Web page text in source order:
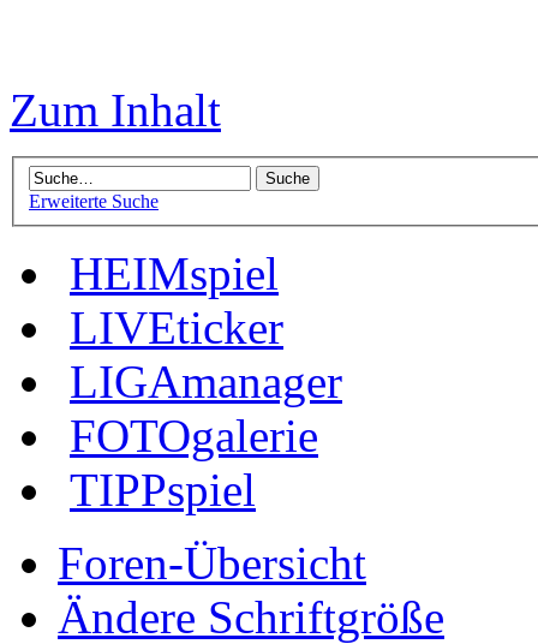
Zum Inhalt
Erweiterte Suche
HEIMspiel
LIVEticker
LIGAmanager
FOTOgalerie
TIPPspiel
Foren-Übersicht
Ändere Schriftgröße